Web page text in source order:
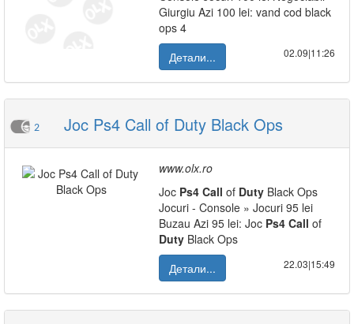
Giurgiu Azi 100 lei: vand cod black
ops 4
Детали...
02.09|11:26
2 Joc Ps4 Call of Duty Black Ops
www.olx.ro
Joc Ps4 Call of Duty Black Ops
Jocuri - Console » Jocuri 95 lei
Buzau Azi 95 lei: Joc Ps4 Call of
Duty Black Ops
Детали...
22.03|15:49